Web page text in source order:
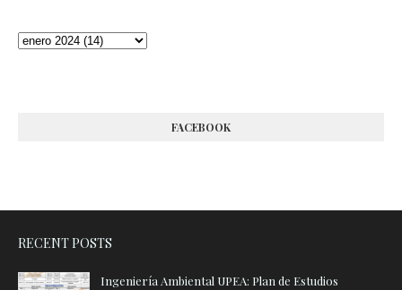
FACEBOOK
RECENT POSTS
Ingeniería Ambiental UPEA: Plan de Estudios